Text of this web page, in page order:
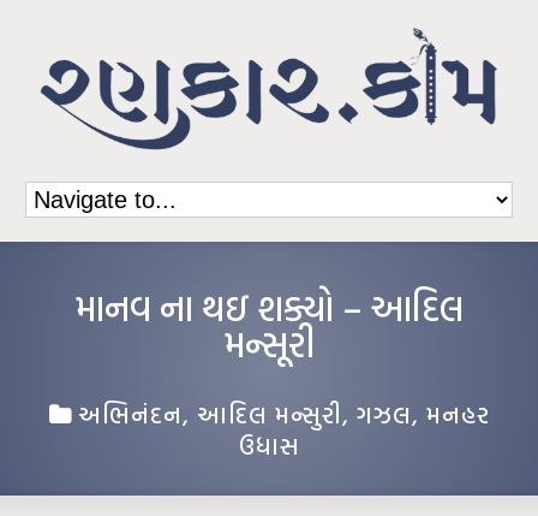
માનવ ના થઇ શક્યો – આદિલ
મન્સૂરી
અભિનંદન, આદિલ મન્સુરી, ગઝલ, મનહર
ઉધાસ